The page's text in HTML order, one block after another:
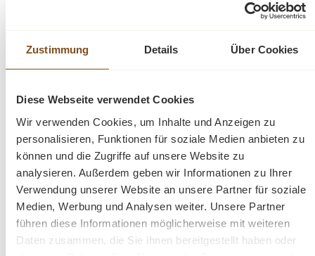
Zustimmung Details Über Cookies
Diese Webseite verwendet Cookies
Wir verwenden Cookies, um Inhalte und Anzeigen zu
personalisieren, Funktionen für soziale Medien anbieten zu
können und die Zugriffe auf unsere Website zu
analysieren. Außerdem geben wir Informationen zu Ihrer
Verwendung unserer Website an unsere Partner für soziale
Medien, Werbung und Analysen weiter. Unsere Partner
führen diese Informationen möglicherweise mit weiteren
Daten zusammen, die Sie ihnen bereitgestellt haben oder
zeitlose Eleganz aus und passt sich nahtlos
in verschiedene Einrichtungsstile ein. Es ist
das perfekte Highlight für diejenigen, die
sowohl praktische Lösungen als auch
raffinierten Stil suchen. Mit seiner
exzellenten Verarbeitung garantiert dieser
Schrank Langlebigkeit und Beständigkeit. Er
überzeugt nicht nur mit praktischen
Lösungen, sondern wird auch Ihre Freude